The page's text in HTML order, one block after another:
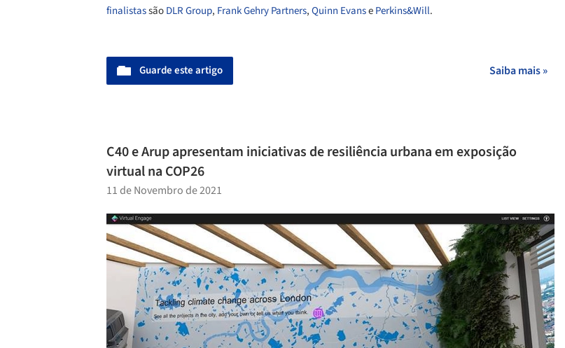
finalistassãoDLR Group, Frank Gehry Partners,Quinn EvansePerkins&Will.
Guarde este artigo Saiba mais »
C40 e Arup apresentam iniciativas de resiliência urbana em exposição
virtual na COP26
11 de Novembro de 2021